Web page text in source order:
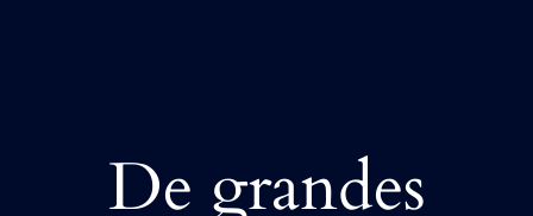
De grandes